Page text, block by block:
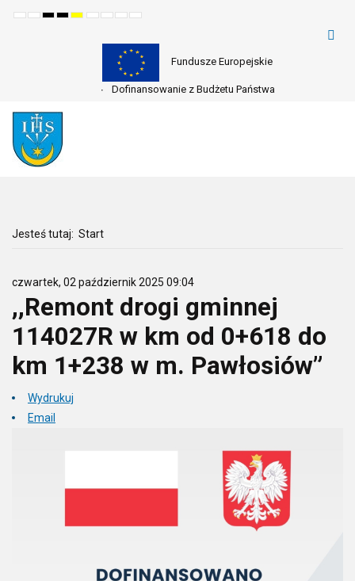
Default
NightHighHighHighSetSetMake
readable
Set
Fundusze Europejskie
Dofinansowanie z Budżetu Państwa
Jesteś tutaj: Start
czwartek, 02 październik 2025 09:04
,,Remont drogi gminnej
114027R w km od 0+618 do
km 1+238 w m. Pawłosiów”
Wydrukuj
Email